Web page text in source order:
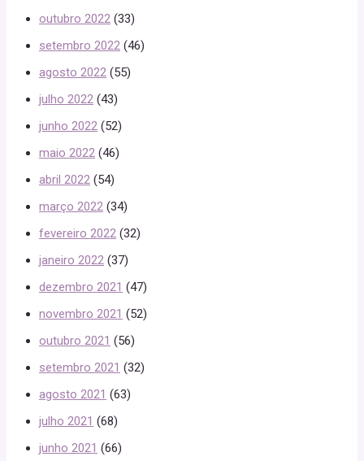
outubro 2022 (33)
setembro 2022 (46)
agosto 2022 (55)
julho 2022 (43)
junho 2022 (52)
maio 2022 (46)
abril 2022 (54)
março 2022 (34)
fevereiro 2022 (32)
janeiro 2022 (37)
dezembro 2021 (47)
novembro 2021 (52)
outubro 2021 (56)
setembro 2021 (32)
agosto 2021 (63)
julho 2021 (68)
junho 2021 (66)